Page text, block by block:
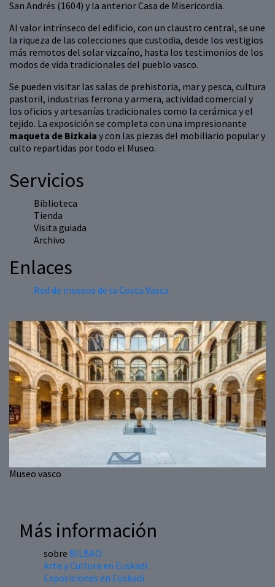
San Andrés (1604) y la anterior Casa de Misericordia.
Al valor intrínseco del edificio, con un claustro central, se une
la riqueza de las colecciones que custodia, desde los vestigios
más remotos del solar vizcaíno, hasta los testimonios de los
modos de vida tradicionales del pueblo vasco.
Se pueden visitar las salas de prehistoria, mar y pesca, cultura
pastoril, industrias ferrona y armera, actividad comercial y
los oficios y artesanías tradicionales como la cerámica y el
tejido. La exposición se completa con una impresionante
maqueta de Bizkaia y con las piezas del mobiliario popular y
culto repartidas por todo el Museo.
Servicios
Biblioteca
Tienda
Visita guiada
Archivo
Enlaces
Red de museos de la Costa Vasca
Museo vasco
Más información
sobre BILBAO
Arte y Cultura en Euskadi
Exposiciones en Euskadi